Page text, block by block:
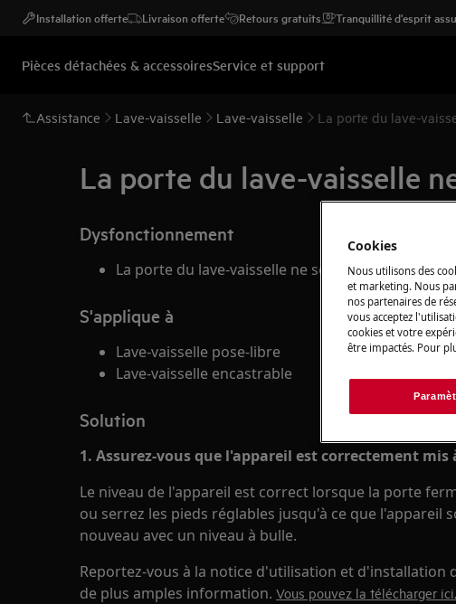
Installation offerte Livraison offerte Retours gratuits Tranquillité d'esprit
Pièces détachées & accessoiresService et support
Assistance Lave-vaisselle Lave-vaisselle La porte du lave-
La porte du lave-vaisselle
Dysfonctionnement
La porte du lave-vaisselle ne se ferme pas
S'applique à
Lave-vaisselle pose-libre
Lave-vaisselle encastrable
Solution
1. Assurez-vous que l'appareil est correctement mis
Le niveau de l'appareil est correct lorsque la porte
ou serrez les pieds réglables jusqu'à ce que l'appareil
nouveau avec un niveau à bulle.
Reportez-vous à la notice d'utilisation et d'installation
de plus amples information. Vous pouvez la télécharger ici.
Cookies
Nous utilisons des
et marketing. Nous
nos partenaires de
vous acceptez
cookies et votre
être impactés. Pour